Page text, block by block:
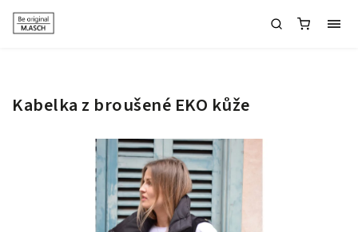
Kabelka z broušené EKO kůže